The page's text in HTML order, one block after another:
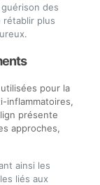
des
rétablir plus
pour la
inflammatoires,
présente
approches,
ainsi les
liés aux